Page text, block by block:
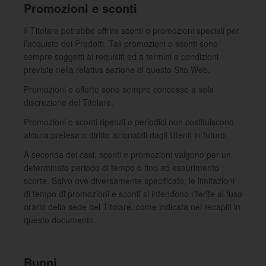
Promozioni e sconti
Il Titolare potrebbe offrire sconti o promozioni speciali per
l’acquisto dei Prodotti. Tali promozioni o sconti sono
sempre soggetti ai requisiti ed a termini e condizioni
previste nella relativa sezione di questo Sito Web.
Promozioni e offerte sono sempre concesse a sola
discrezione del Titolare.
Promozioni o sconti ripetuti o periodici non costituiscono
alcuna pretesa o diritto azionabili dagli Utenti in futuro.
A seconda dei casi, sconti e promozioni valgono per un
determinato periodo di tempo o fino ad esaurimento
scorte. Salvo ove diversamente specificato, le limitazioni
di tempo di promozioni e sconti si intendono riferite al fuso
orario della sede del Titolare, come indicata nei recapiti in
questo documento.
Buoni